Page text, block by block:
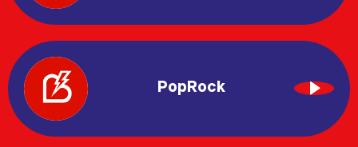
PopRock